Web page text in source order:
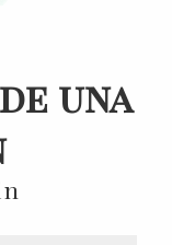
una